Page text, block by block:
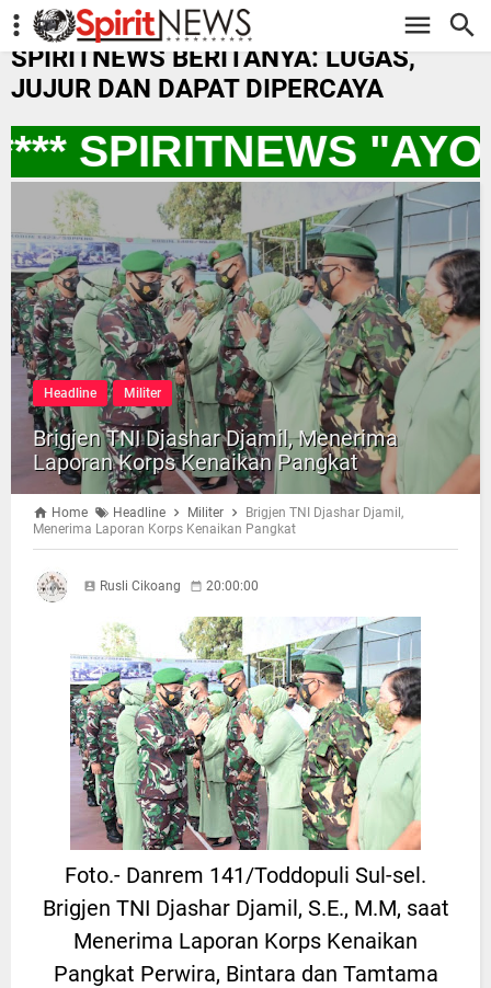
-->
SPIRITNEWS BERITANYA: LUGAS,
JUJUR DAN DAPAT DIPERCAYA
SPIRITNEWS "AYO
Headline Militer
Brigjen TNI Djashar Djamil, Menerima
Laporan Korps Kenaikan Pangkat
Home Headline Militer
Brigjen TNI Djashar Djamil,
Menerima Laporan Korps Kenaikan Pangkat
Rusli Cikoang 20:00:00
Foto.- Danrem 141/Toddopuli Sul-sel.
Brigjen TNI Djashar Djamil, S.E., M.M, saat
Menerima Laporan Korps Kenaikan
Pangkat Perwira, Bintara dan Tamtama